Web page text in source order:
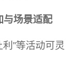
与场景适配
利”等活动可灵